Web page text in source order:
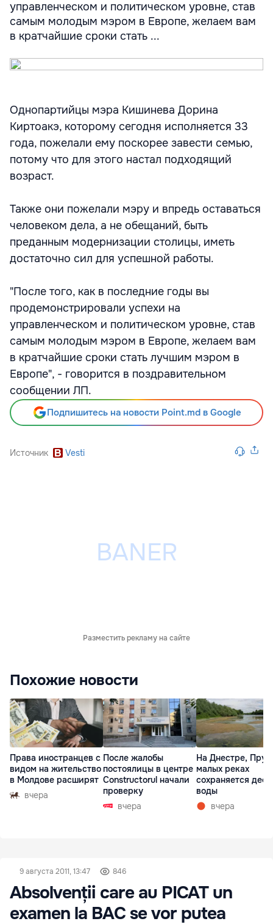
управленческом и политическом уровне, став
самым молодым мэром в Европе, желаем вам
в кратчайшие сроки стать ...
Однопартийцы мэра Кишинева Дорина
Киртоакэ, которому сегодня исполняется 33
года, пожелали ему поскорее завести семью,
потому что для этого настал подходящий
возраст.
Также они пожелали мэру и впредь оставаться
человеком дела, а не обещаний, быть
преданным модернизации столицы, иметь
достаточно сил для успешной работы.
"После того, как в последние годы вы
продемонстрировали успехи на
управленческом и политическом уровне, став
самым молодым мэром в Европе, желаем вам
в кратчайшие сроки стать лучшим мэром в
Европе", - говорится в поздравительном
сообщении ЛП.
Подпишитесь на новости Point.md в Google
Источник Vesti
Разместить рекламу на сайте
Похожие новости
Права иностранцев с
видом на жительство
в Молдове расширят
вчера
После жалобы
постоялицы в центре
Constructorul начали
проверку
вчера
На Днестре,
малых реках
сохраняется
воды
вчера
9 августа 2011, 13:47 846
Absolvenții care au PICAT un
examen la BAC se vor putea